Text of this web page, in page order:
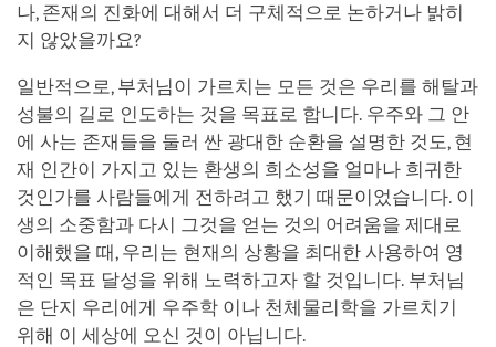
나, 존재의 진화에 대해서 더 구체적으로 논하거나 밝히
지 않았을까요?
일반적으로, 부처님이 가르치는 모든 것은 우리를 해탈과
성불의 길로 인도하는 것을 목표로 합니다. 우주와 그 안
에 사는 존재들을 둘러 싼 광대한 순환을 설명한 것도, 현
재 인간이 가지고 있는 환생의 희소성을 얼마나 희귀한
것인가를 사람들에게 전하려고 했기 때문이었습니다. 이
생의 소중함과 다시 그것을 얻는 것의 어려움을 제대로
이해했을 때, 우리는 현재의 상황을 최대한 사용하여 영
적인 목표 달성을 위해 노력하고자 할 것입니다. 부처님
은 단지 우리에게 우주학 이나 천체물리학을 가르치기
위해 이 세상에 오신 것이 아닙니다.